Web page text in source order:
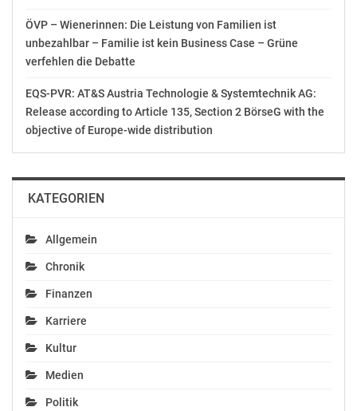
ÖVP – Wienerinnen: Die Leistung von Familien ist
unbezahlbar – Familie ist kein Business Case – Grüne
verfehlen die Debatte
EQS-PVR: AT&S Austria Technologie & Systemtechnik AG:
Release according to Article 135, Section 2 BörseG with the
objective of Europe-wide distribution
KATEGORIEN
Allgemein
Chronik
Finanzen
Karriere
Kultur
Medien
Politik